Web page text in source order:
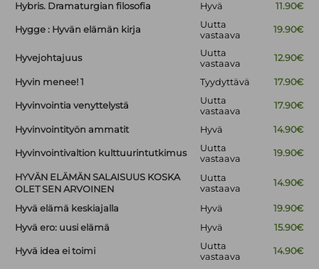
Hybris. Dramaturgian filosofia
Hyvä 11.90€
Hygge : Hyvän elämän kirja
Uutta
vastaava
19.90€
Hyvejohtajuus
Uutta
vastaava
12.90€
Hyvin menee! 1 Tyydyttävä 17.90€
Hyvinvointia venyttelystä
Uutta
vastaava
17.90€
Hyvinvointityön ammatit Hyvä 14.90€
Hyvinvointivaltion kulttuurintutkimus
Uutta
vastaava
19.90€
HYVÄN ELÄMÄN SALAISUUS KOSKA
OLET SEN ARVOINEN
Uutta
vastaava
14.90€
Hyvä elämä keskiajalla Hyvä
19.90€
Hyvä ero: uusi elämä
Hyvä 15.90€
Hyvä idea ei toimi
Uutta
vastaava
14.90€